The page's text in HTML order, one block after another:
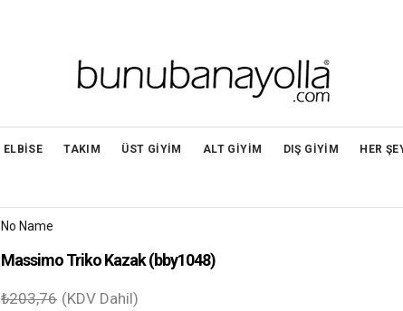
ELBİSE TAKIM ÜST GİYİM ALT GİYİM DIŞ GİYİM HER
No Name
Massimo Triko Kazak(bby1048)
₺203,76 (KDV Dahil)